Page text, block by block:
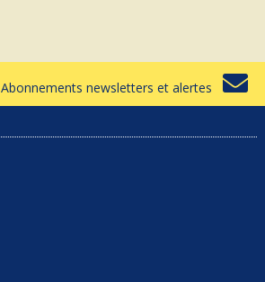
Abonnements newsletters et alertes